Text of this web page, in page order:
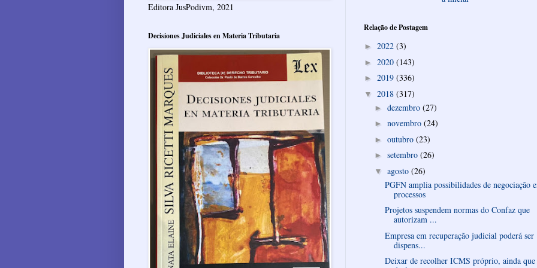
Relação de Postagem
► 2022 (3)
► 2020 (143)
► 2019 (336)
▼ 2018 (317)
► dezembro (27)
► novembro (24)
► outubro (23)
► setembro (26)
▼ agosto (26)
PGFN amplia possibilidades de negociação
processos
Projetos suspendem normas do Confaz que
autorizam ...
Empresa em recuperação judicial poderá ser
dispens...
Deixar de recolher ICMS próprio, ainda que
Editora JusPodivm, 2021
Decisiones Judiciales en Materia Tributaria